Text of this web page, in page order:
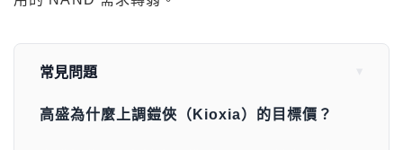
常見問題
高盛為什麼上調鎧俠（Kioxia）的目標價？